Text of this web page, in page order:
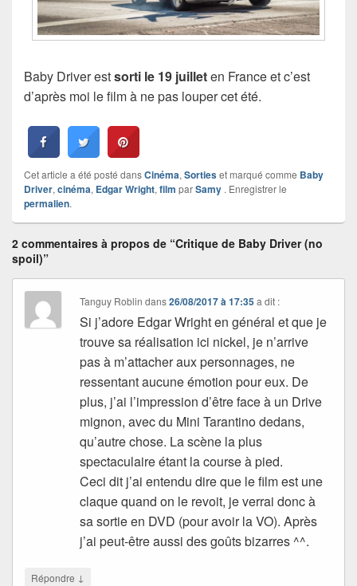
Baby Driver estsorti le 19 juilleten France et c’est
d’après moi le film à ne pas louper cet été.
Cet article a été posté dansCinéma, Sortieset marqué comme Baby
Driver, cinéma, Edgar Wright, film parSamy . Enregistrer le
permalien.
2 commentaires à propos de “Critique de Baby Driver (no
spoil)”
Tanguy Roblin dans26/08/2017 à 17:35 a dit :
Si j’adore Edgar Wright en général et que je
trouve sa réalisation ici nickel, je n’arrive
pas à m’attacher aux personnages, ne
ressentant aucune émotion pour eux. De
plus, j’ai l’impression d’être face à un Drive
mignon, avec du Mini Tarantino dedans,
qu’autre chose. La scène la plus
spectaculaire étant la course à pied.
Ceci dit j’ai entendu dire que le film est une
claque quand on le revoit, je verrai donc à
sa sortie en DVD (pour avoir la VO). Après
j’ai peut-être aussi des goûts bizarres ^^.
Répondre ↓